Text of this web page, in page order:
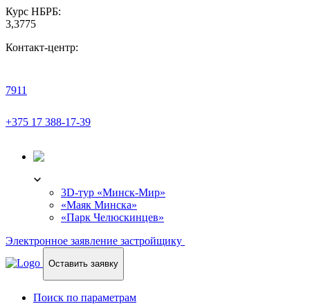
Курс НБРБ:
3,3775
Контакт-центр:
7911
+375 17 388-17-39
3D-тур «Минск-Мир»
«Маяк Минска»
«Парк Челюскинцев»
Электронное заявление застройщику
Оставить заявку
Поиск по параметрам